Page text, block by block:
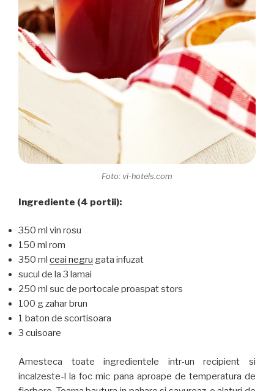
Foto: vi-hotels.com
Ingrediente (4 portii):
350 ml vin rosu
150 ml rom
350 ml ceai negru gata infuzat
sucul de la 3 lamai
250 ml suc de portocale proaspat stors
100 g zahar brun
1 baton de scortisoara
3 cuisoare
Amesteca toate ingredientele intr-un recipient si
incalzeste-l la foc mic pana aproape de temperatura de